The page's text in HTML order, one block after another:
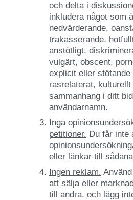
och delta i
inkludera något som
nedvärderande,
trakasserande,
anstötligt,
vulgärt, obscent,
explicit eller stötande
rasrelaterat,
sammanhang i ditt
användarnamn.
Inga
petitioner. Du får inte
eller länkar till
Ingen reklam.
att sälja eller
till andra, och lägg